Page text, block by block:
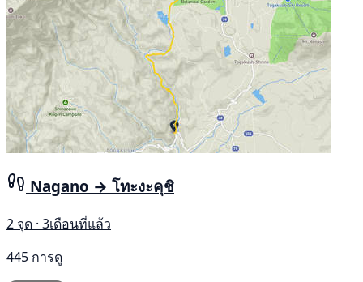
Nagano → โทะงะคุชิ
2 จุด · 3เดือนที่แล้ว
445 การดู